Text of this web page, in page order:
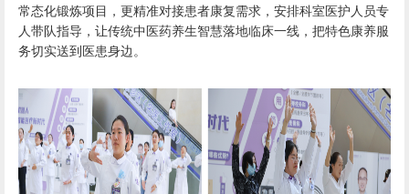
常态化锻炼项目，更精准对接患者康复需求，安排科室医护人员专
人带队指导，让传统中医药养生智慧落地临床一线，把特色康养服
务切实送到医患身边。